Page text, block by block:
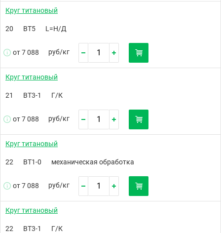
Круг титановый
20 ВТ5 L=Н/Д
от 7 088 руб/кг
Круг титановый
21 ВТ3-1 Г/К
от 7 088 руб/кг
Круг титановый
22 ВТ1-0 механическая обработка
от 7 088 руб/кг
Круг титановый
22 ВТ3-1 Г/К